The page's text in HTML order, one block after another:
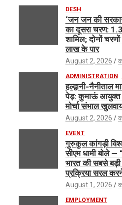
DESH
‘जन जन की
का दूसरा चरण:
शामिल; दोनों
लाख के पार
August 2, 2026
ADMINISTRATION
हल्द्वानी-नैनीताल
पेड़: कुमाऊं आयुक्त
मोर्चा संभाल
August 2, 2026
EVENT
गुरुकुल कांगड़ी
सीएम धामी बोले —
भारत की सबसे
प्रक्रिया सरल
August 1, 2026
EMPLOYMENT